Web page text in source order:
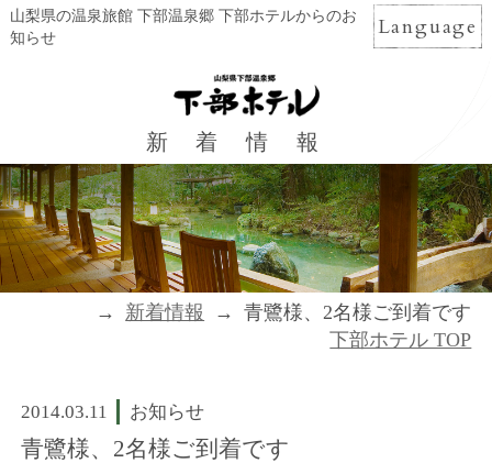
山梨県の温泉旅館 下部温泉郷 下部ホテルからのお
知らせ
Language
新着情報
青鷺様、2名様ご到着です
新着情報
下部ホテル TOP
2014.03.11 お知らせ
青鷺様、2名様ご到着です